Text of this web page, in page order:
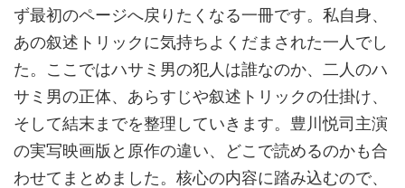
ず最初のページへ戻りたくなる一冊です。私自身、
あの叙述トリックに気持ちよくだまされた一人でし
た。ここではハサミ男の犯人は誰なのか、二人のハ
サミ男の正体、あらすじや叙述トリックの仕掛け、
そして結末までを整理していきます。豊川悦司主演
の実写映画版と原作の違い、どこで読めるのかも合
わせてまとめました。核心の内容に踏み込むので、